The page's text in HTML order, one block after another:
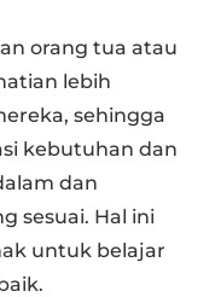
orang tua atau
lebih
sehingga
kebutuhan dan
dan
sesuai. Hal ini
untuk belajar